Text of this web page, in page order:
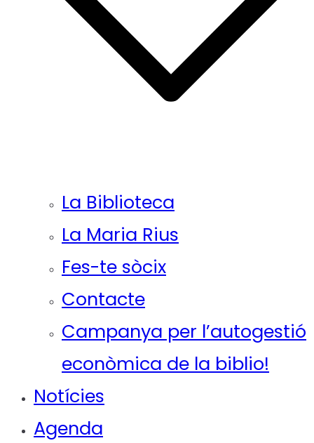
La Biblioteca
La Maria Rius
Fes-te sòcix
Contacte
Campanya per l’autogestió
econòmica de la biblio!
Notícies
Agenda